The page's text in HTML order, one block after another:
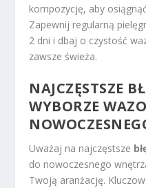
kompozycję, aby
Zapewnij regularną
2 dni i dbaj o czystość
zawsze świeża.
NAJCZĘSTSZE
WYBORZE
Uważaj na najczęstsze
do nowoczesnego
Twoją aranżację.